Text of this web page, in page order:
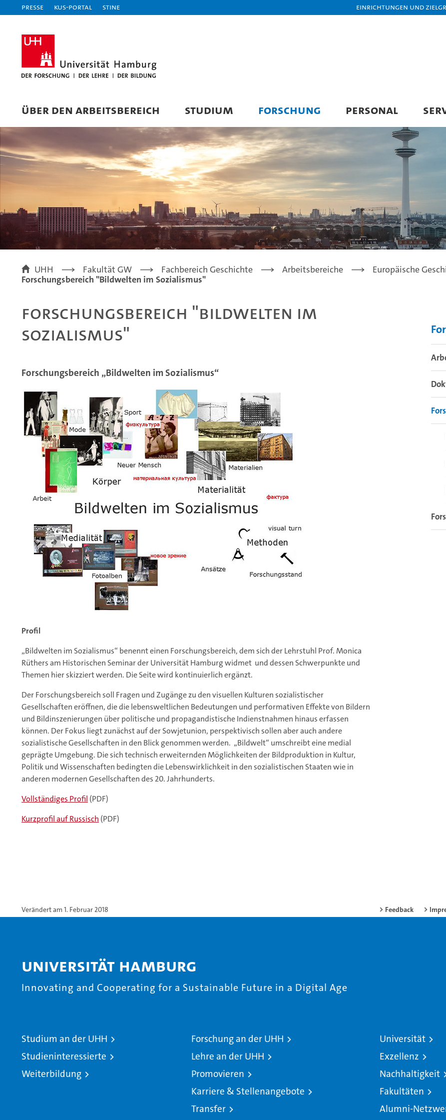
Presse KUS-Portal STiNE Einrichtungen und
ÜBER DEN ARBEITSBEREICH STUDIUM FORSCHUNG PERSONAL
UHH Fakultät GW Fachbereich Geschichte Arbeitsbereiche Europäische
Forschungsbereich "Bildwelten im Sozialismus"
Forschungsbereich "Bildwelten im
Sozialismus"
Forschungsbereich „Bildwelten im Sozialismus“
Profil
„Bildwelten im Sozialismus“ benennt einen Forschungsbereich, dem sich der Lehrstuhl Prof. Monica
Rüthers am Historischen Seminar der Universität Hamburg widmet und dessen Schwerpunkte und
Themen hier skizziert werden. Die Seite wird kontinuierlich ergänzt.
Der Forschungsbereich soll Fragen und Zugänge zu den visuellen Kulturen sozialistischer
Gesellschaften eröffnen, die die lebensweltlichen Bedeutungen und performativen Effekte von Bildern
und Bildinszenierungen über politische und propagandistische Indienstnahmen hinaus erfassen
können. Der Fokus liegt zunächst auf der Sowjetunion, perspektivisch sollen aber auch andere
sozialistische Gesellschaften in den Blick genommen werden. „Bildwelt“ umschreibt eine medial
geprägte Umgebung. Die sich technisch erweiternden Möglichkeiten der Bildproduktion in Kultur,
Politik und Wissenschaften bedingten die Lebenswirklichkeit in den sozialistischen Staaten wie in
anderen modernen Gesellschaften des 20. Jahrhunderts.
Vollständiges Profil (PDF)
Kurzprofil auf Russisch (PDF)
Verändert am 1. Februar 2018 Feedback
Universität Hamburg
Innovating and Cooperating for a Sustainable Future in a Digital Age
Studium an der UHH
Studieninteressierte
Weiterbildung
Forschung an der UHH
Lehre an der UHH
Promovieren
Karriere & Stellenangebote
Transfer
Universität
Exzellenz
Nachhaltigkeit
Fakultäten
Alumni-